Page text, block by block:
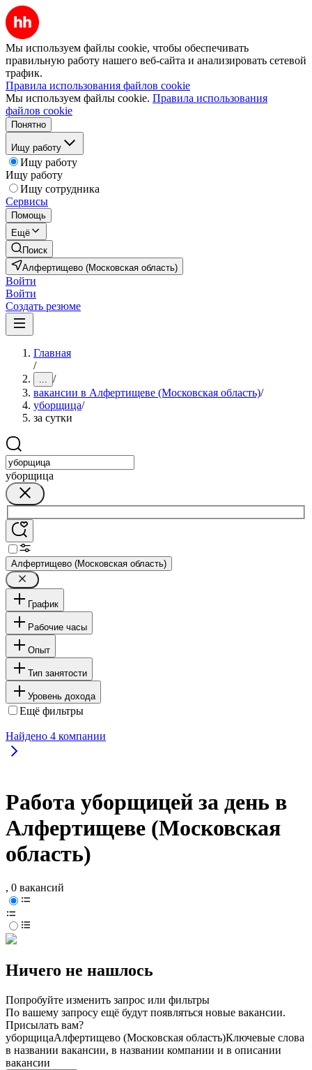
Мы используем файлы cookie, чтобы обеспечивать
правильную работу нашего веб-сайта и анализировать сетевой
трафик.
Правила использования файлов cookie
Мы используем файлы cookie. Правила использования
файлов cookie
Понятно
Ищу работу
Ищу работу
Ищу работу
Ищу сотрудника
Сервисы
Помощь
Ещё
Поиск
Алфертищево (Московская область)
Войти
Войти
Создать резюме
Главная
/
... /
вакансии в Алфертищеве (Московская область)/
уборщица/
за сутки
уборщица
Алфертищево (Московская область)
График
Рабочие часы
Опыт
Тип занятости
Уровень дохода
Ещё фильтры
Найдено 4 компании
Работа уборщицей за день в
Алфертищеве (Московская
область)
, 0 вакансий
Ничего не нашлось
Попробуйте изменить запрос или фильтры
По вашему запросу ещё будут появляться новые вакансии.
Присылать вам?
уборщицаАлфертищево (Московская область)Ключевые слова
в названии вакансии, в названии компании и в описании
вакансии